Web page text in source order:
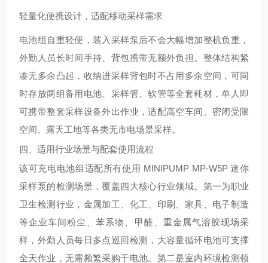
轻量化便携设计，适配移动采样需求
电池组自重轻便，装入采样泵后不会大幅增加整机负重，
外勤人员长时间手持、背包携带无额外负担。整体结构紧
凑无多余凸起，收纳进采样背包时不占用多余空间，可同
时存放两组备用电池、采样管、软管等全套耗材，单人即
可携带整套采样设备外出作业，适配高空车间、密闭受限
空间、露天工地等各类无市电场景采样。
四、适用行业场景与配套使用流程
该可充电电池组适配所有使用 MINIPUMP MP-W5P 迷你
采样泵的检测场景，覆盖四大核心行业领域。第一为职业
卫生检测行业，金属加工、化工、印刷、家具、电子制造
等企业车间粉尘、苯系物、甲醛、重金属气溶胶现场采
样，外勤人员每日多点巡回检测，大容量循环电池可支撑
全天作业，无需频繁采购干电池。第二是室内环境检测领